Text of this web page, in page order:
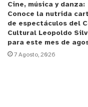
Corporativos de
realiza la
los territorios nos
amplia de las
Cine, música y danza:
Conoce la nutrida
de espectáculos del
Cultural Leopoldo
para este mes de
7 Agosto, 2026